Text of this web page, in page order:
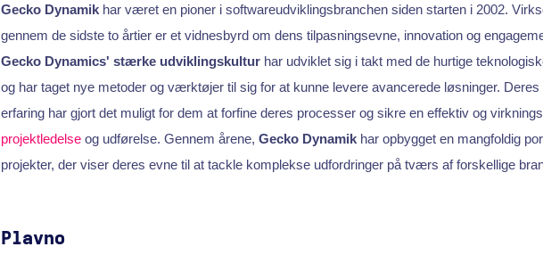
Gecko Dynamikhar været en pioner i softwareudviklingsbranchen siden starten i 2002.
gennem de sidste to årtier er et vidnesbyrd om dens tilpasningsevne, innovation og
Gecko Dynamics' stærke udviklingskulturhar udviklet sig i takt med de hurtige
og har taget nye metoder og værktøjer til sig for at kunne levere avancerede løsninger. Deres
erfaring har gjort det muligt for dem at forfine deres processer og sikre en effektiv og
projektledelseog udførelse. Gennem årene, Gecko Dynamikhar opbygget en mangfoldig
projekter, der viser deres evne til at tackle komplekse udfordringer på tværs af forskellige
Plavno